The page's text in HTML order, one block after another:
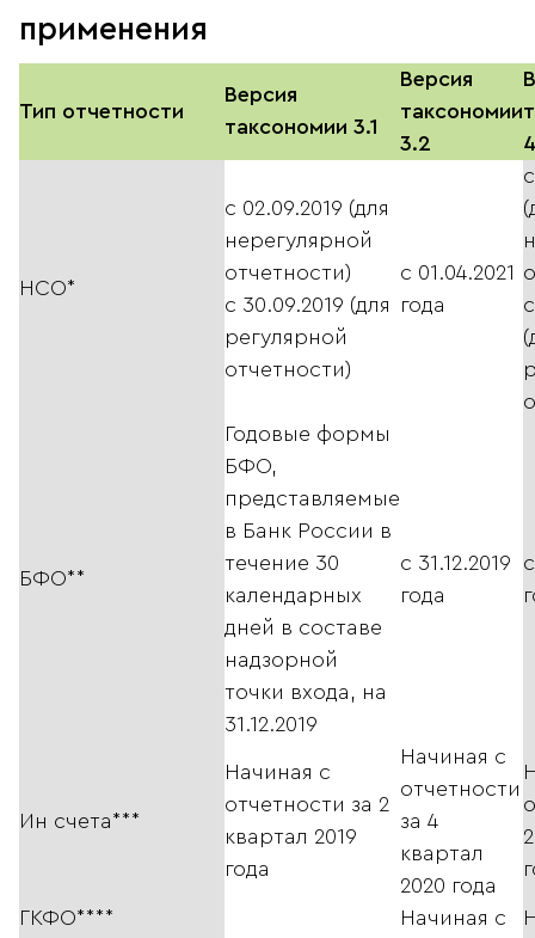
применения
Тип отчетности
Версия
таксономии 3.1
Версия
таксономии
3.2
НСО*
с 02.09.2019 (для
нерегулярной
отчетности)
с 30.09.2019 (для
регулярной
отчетности)
с 01.04.2021
года
БФО**
Годовые формы
БФО,
представляемые
в Банк России в
течение 30
календарных
дней в составе
надзорной
точки входа, на
31.12.2019
с 31.12.2019
года
Ин счета***
Начиная с
отчетности за 2
квартал 2019
года
Начиная с
отчетности
за 4
квартал
2020 года
ГКФО****
Начиная с